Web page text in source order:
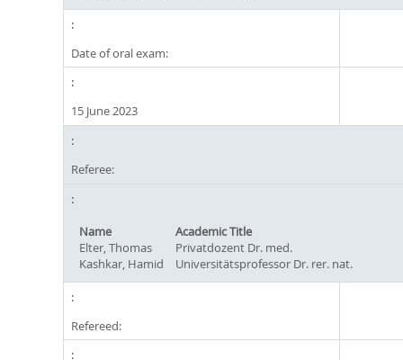
Date of oral exam:
15 June 2023
Referee:
Name
Academic Title
Elter, Thomas
Privatdozent Dr. med.
Kashkar, Hamid
Universitätsprofessor Dr. rer. nat.
Refereed: